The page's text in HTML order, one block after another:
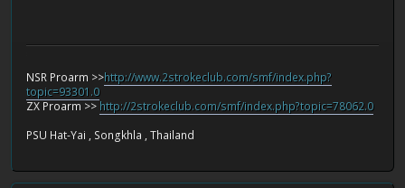
NSR Proarm >>http://www.2strokeclub.com/smf/index.php?
topic=93301.0
ZX Proarm >> http://2strokeclub.com/smf/index.php?topic=78062.0
PSU Hat-Yai , Songkhla , Thailand